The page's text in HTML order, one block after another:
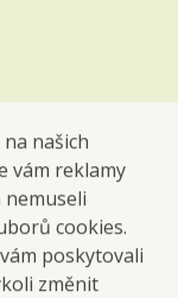
našich
vám reklamy
nemuseli
cookies.
poskytovali
změnit